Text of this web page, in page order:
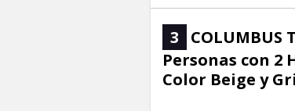
3
Personas con 2
Color Beige y